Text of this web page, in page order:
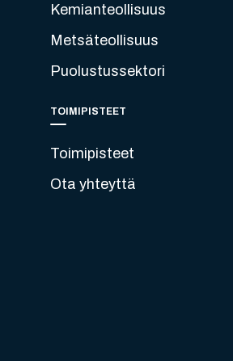
Kemianteollisuus
Metsäteollisuus
Puolustussektori
TOIMIPISTEET
Toimipisteet
Ota yhteyttä